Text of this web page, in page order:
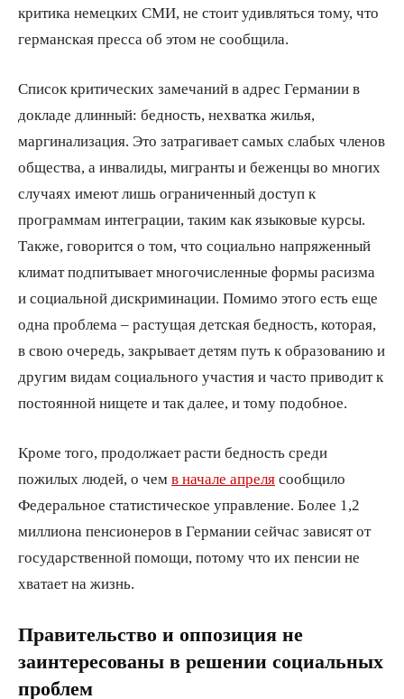
критика немецких СМИ, не стоит удивляться тому, что
германская пресса об этом не сообщила.
Список критических замечаний в адрес Германии в
докладе длинный: бедность, нехватка жилья,
маргинализация. Это затрагивает самых слабых членов
общества, а инвалиды, мигранты и беженцы во многих
случаях имеют лишь ограниченный доступ к
программам интеграции, таким как языковые курсы.
Также, говорится о том, что социально напряженный
климат подпитывает многочисленные формы расизма
и социальной дискриминации. Помимо этого есть еще
одна проблема – растущая детская бедность, которая,
в свою очередь, закрывает детям путь к образованию и
другим видам социального участия и часто приводит к
постоянной нищете и так далее, и тому подобное.
Кроме того, продолжает расти бедность среди
пожилых людей, о чем в начале апреля сообщило
Федеральное статистическое управление. Более 1,2
миллиона пенсионеров в Германии сейчас зависят от
государственной помощи, потому что их пенсии не
хватает на жизнь.
Правительство и оппозиция не
заинтересованы в решении социальных
проблем